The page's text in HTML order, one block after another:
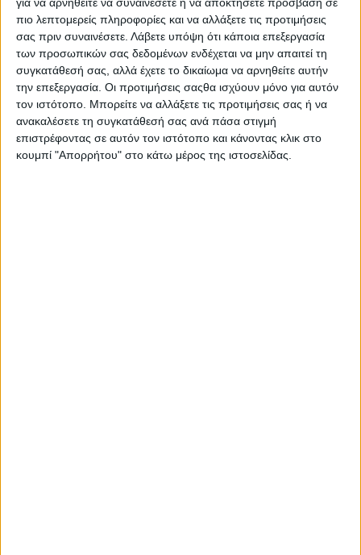
για να αρνηθείτε να συναινέσετε ή να αποκτήσετε πρόσβαση σε
πιο λεπτομερείς πληροφορίες και να αλλάξετε τις προτιμήσεις
σας πριν συναινέσετε. Λάβετε υπόψη ότι κάποια επεξεργασία
των προσωπικών σας δεδομένων ενδέχεται να μην απαιτεί τη
συγκατάθεσή σας, αλλά έχετε το δικαίωμα να αρνηθείτε αυτήν
την επεξεργασία. Οι προτιμήσεις σαςθα ισχύουν μόνο για αυτόν
τον ιστότοπο. Μπορείτε να αλλάξετε τις προτιμήσεις σας ή να
ανακαλέσετε τη συγκατάθεσή σας ανά πάσα στιγμή
επιστρέφοντας σε αυτόν τον ιστότοπο και κάνοντας κλικ στο
κουμπί "Απορρήτου" στο κάτω μέρος της ιστοσελίδας.